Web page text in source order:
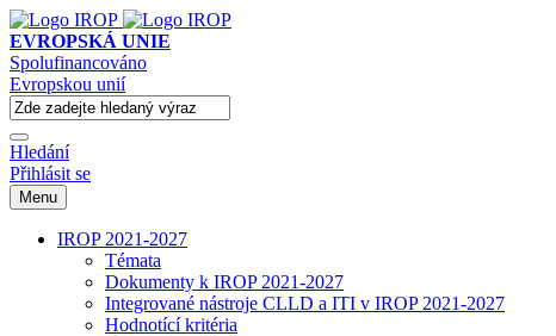
EVROPSKÁ UNIE
Spolufinancováno
Evropskou unií
Hledání
Přihlásit se
Menu
IROP 2021-2027
Témata
Dokumenty k IROP 2021-2027
Integrované nástroje CLLD a ITI v IROP 2021-2027
Hodnotící kritéria